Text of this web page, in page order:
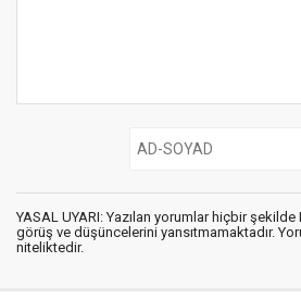
YASAL UYARI: Yazılan yorumlar hiçbir
görüş ve düşüncelerini yansıtmamaktadır.
niteliktedir.